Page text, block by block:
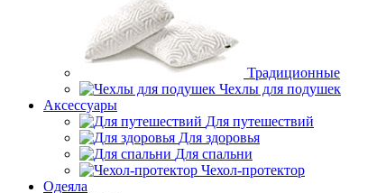
Традиционные
Чехлы для подушек
Аксессуары
Для путешествий
Для здоровья
Для спальни
Чехол-протектор
Одеяла